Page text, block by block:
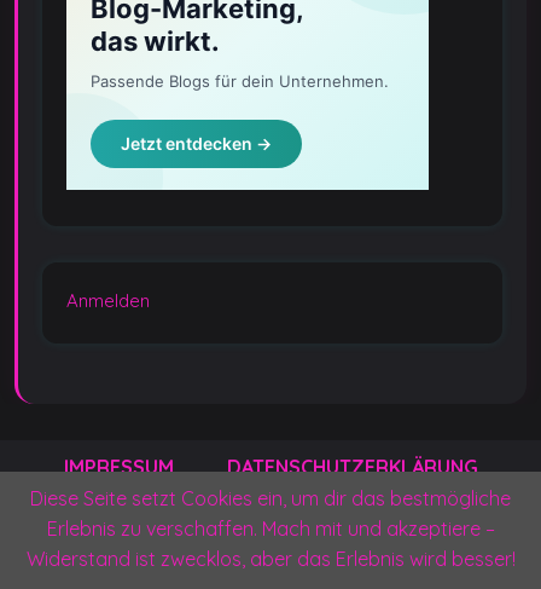
Anmelden
IMPRESSUM DATENSCHUTZERKLÄRUNG
KONTAKT PRESSEANFRAGEN
GEDANKENSCHILD UNTERSTÜTZEN
Diese Seite setzt Cookies ein, um dir das bestmögliche
Erlebnis zu verschaffen. Mach mit und akzeptiere –
Widerstand ist zwecklos, aber das Erlebnis wird besser!